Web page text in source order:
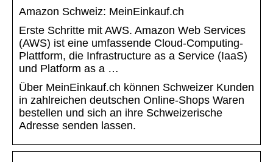
Amazon Schweiz: MeinEinkauf.ch
Erste Schritte mit AWS. Amazon Web Services
(AWS) ist eine umfassende Cloud-Computing-
Plattform, die Infrastructure as a Service (IaaS)
und Platform as a …
Über MeinEinkauf.ch können Schweizer Kunden
in zahlreichen deutschen Online-Shops Waren
bestellen und sich an ihre Schweizerische
Adresse senden lassen.